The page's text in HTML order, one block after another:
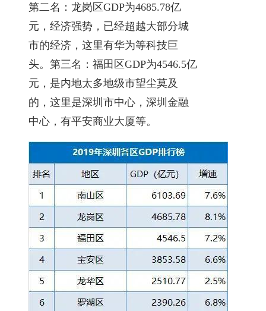
第二名：龙岗区GDP为4685.78亿
元，经济强势，已经超越大部分城
市的经济，这里有华为等科技巨
头。第三名：福田区GDP为4546.5亿
元，是内地太多地级市望尘莫及
的，这里是深圳市中心，深圳金融
中心，有平安商业大厦等。